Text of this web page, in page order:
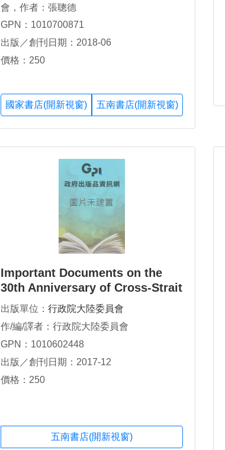
會，作者：張聰德
GPN：1010700871
出版／創刊日期：2018-06
價格：250
國家書店(開新視窗) 五南書店(開新視窗)
Important Documents on the
30th Anniversary of Cross-Strait
Exchanges
出版單位： 行政院大陸委員會
作/編/譯者：行政院大陸委員會
GPN：1010602448
出版／創刊日期：2017-12
價格：250
五南書店(開新視窗)